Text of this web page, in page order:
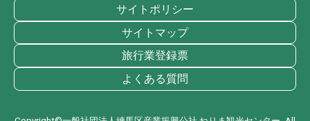
サイトポリシー
サイトマップ
旅行業登録票
よくある質問